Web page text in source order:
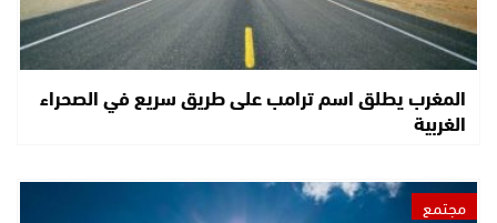
المغرب يطلق اسم ترامب على طريق سريع في الصحراء
الغربية
مجتمع